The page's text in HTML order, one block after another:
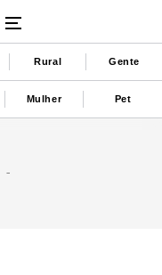
Rural Gente
Mulher Pet